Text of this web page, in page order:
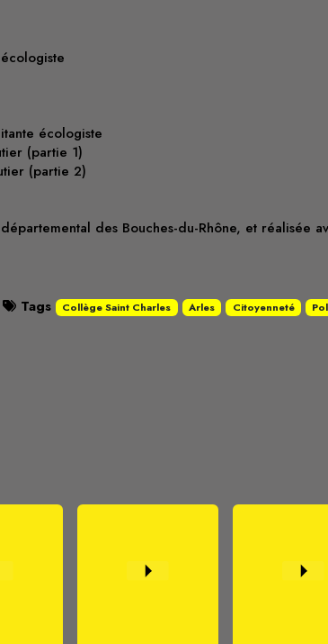
écologiste
(partie 1)
(partie 2)
des Bouches-du-Rhône, et réalisée
Tags Collège Saint Charles Arles Citoyenneté